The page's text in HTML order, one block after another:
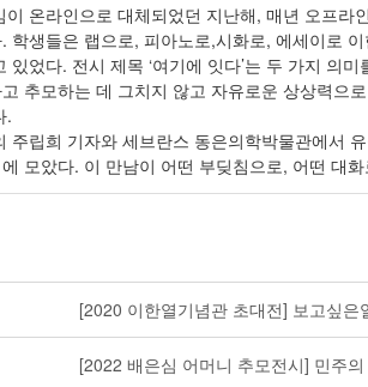
이 온라인으로 대체되었던 지난해, 매년 오프
학생들은 랩으로, 피아노로,시화로, 에세이로
있었다. 전시 제목 ‘여기에 잇다’는 두 가지 의미
추모하는 데 그치지 않고 자유로운 상상력으
.
주립희 기자와 세브란스 동은의학박물관에서
모았다. 이 만남이 어떤 부딪침으로, 어떤 대
[2020 이한열기념관 초대전] 보고싶은
[2022 배은심 어머니 추모전시] 민주의